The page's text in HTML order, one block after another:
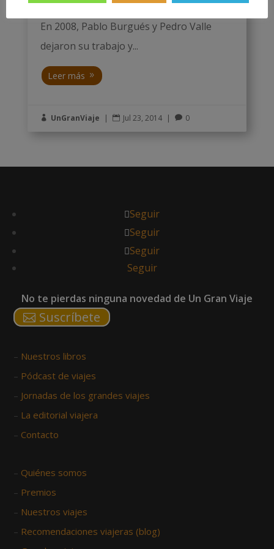
titulada "El noble arte de hacer el imbécil".
En 2008, Pablo Burgués y Pedro Valle
dejaron su trabajo y...
Leer más
 UnGranViaje |  Jul 23, 2014 |  0
Seguir
Seguir
Seguir
Seguir
No te pierdas ninguna novedad de Un Gran Viaje
Suscríbete
– Nuestros libros
– Pódcast de viajes
– Jornadas de los grandes viajes
– La editorial viajera
– Contacto
– Quiénes somos
– Premios
– Nuestros viajes
– Recomendaciones viajeras (blog)